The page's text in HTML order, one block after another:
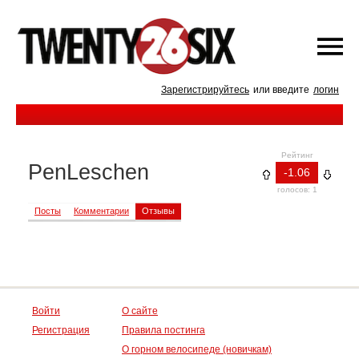
Зарегистрируйтесь или введите логин
Рейтинг
-1.06
голосов: 1
PenLeschen
Посты Комментарии Отзывы
Войти
Регистрация
О сайте
Правила постинга
О горном велосипеде (новичкам)